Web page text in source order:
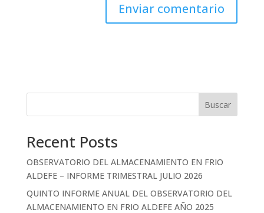
Buscar
Recent Posts
OBSERVATORIO DEL ALMACENAMIENTO EN FRIO
ALDEFE – INFORME TRIMESTRAL JULIO 2026
QUINTO INFORME ANUAL DEL OBSERVATORIO DEL
ALMACENAMIENTO EN FRIO ALDEFE AÑO 2025